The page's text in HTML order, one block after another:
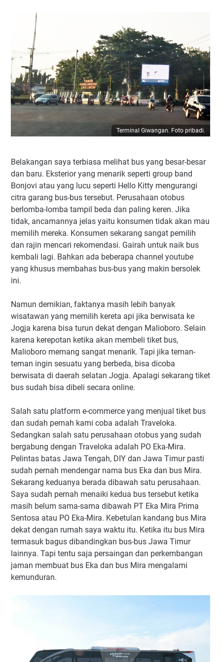
Terminal Giwangan. Foto pribadi.
Belakangan saya terbiasa melihat bus yang besar-besar
dan baru. Eksterior yang menarik seperti group band
Bonjovi atau yang lucu seperti Hello Kitty mengurangi
citra garang bus-bus tersebut. Perusahaan otobus
berlomba-lomba tampil beda dan paling keren. Jika
tidak, ancamannya jelas yaitu konsumen tidak akan mau
memilih mereka. Konsumen sekarang sangat pemilih
dan rajin mencari rekomendasi. Gairah untuk naik bus
kembali lagi. Bahkan ada beberapa channel youtube
yang khusus membahas bus-bus yang makin bersolek
ini.
Namun demikian, faktanya masih lebih banyak
wisatawan yang memilih kereta api jika berwisata ke
Jogja karena bisa turun dekat dengan Malioboro. Selain
karena kerepotan ketika akan membeli tiket bus,
Malioboro memang sangat menarik. Tapi jika teman-
teman ingin sesuatu yang berbeda, bisa dicoba
berwisata di daerah selatan Jogja. Apalagi sekarang tiket
bus sudah bisa dibeli secara online.
Salah satu platform e-commerce yang menjual tiket bus
dan sudah pernah kami coba adalah Traveloka.
Sedangkan salah satu perusahaan otobus yang sudah
bergabung dengan Traveloka adalah PO Eka-Mira.
Pelintas batas Jawa Tengah, DIY dan Jawa Timur pasti
sudah pernah mendengar nama bus Eka dan bus Mira.
Sekarang keduanya berada dibawah satu perusahaan.
Saya sudah pernah menaiki kedua bus tersebut ketika
masih belum sama-sama dibawah PT Eka Mira Prima
Sentosa atau PO Eka-Mira. Kebetulan kandang bus Mira
dekat dengan rumah saya waktu itu. Ketika itu bus Mira
termasuk bagus dibandingkan bus-bus Jawa Timur
lainnya. Tapi tentu saja persaingan dan perkembangan
jaman membuat bus Eka dan bus Mira mengalami
kemunduran.